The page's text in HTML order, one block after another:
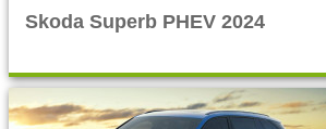
Skoda Superb PHEV 2024